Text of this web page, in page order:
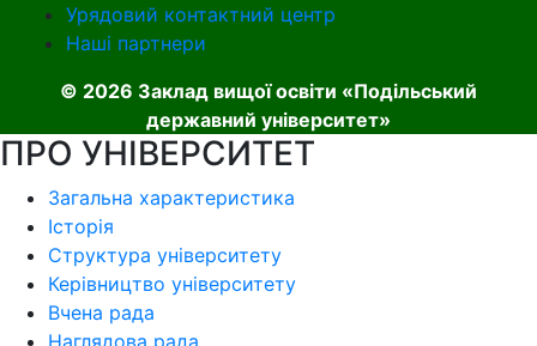
Урядовий контактний центр
Наші партнери
© 2026 Заклад вищої освіти «Подільський
державний університет»
ПРО УНІВЕРСИТЕТ
Загальна характеристика
Історія
Структура університету
Керівництво університету
Вчена рада
Наглядова рада